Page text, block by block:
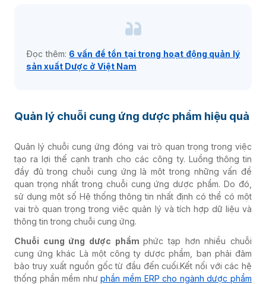
Đọc thêm: 6 vấn đề tồn tại trong hoạt động quản lý
sản xuất Dược ở Việt Nam
Quản lý chuỗi cung ứng dược phẩm hiệu quả
Quản lý chuỗi cung ứng đóng vai trò quan trọng trong việc
tạo ra lợi thế cạnh tranh cho các công ty. Luồng thông tin
đầy đủ trong chuỗi cung ứng là một trong những vấn đề
quan trọng nhất trong chuỗi cung ứng dược phẩm. Do đó,
sử dụng một số Hệ thống thông tin nhất định có thể có một
vai trò quan trọng trong việc quản lý và tích hợp dữ liệu và
thông tin trong chuỗi cung ứng.
Chuỗi cung ứng dược phẩmphức tạp hơn nhiều chuỗi
cung ứng khác Là một công ty dược phẩm, bạn phải đảm
bảo truy xuất nguồn gốc từ đầu đến cuối.Kết nối với các hệ
thống phần mềm nhưphần mềm ERP cho ngành dược phẩm